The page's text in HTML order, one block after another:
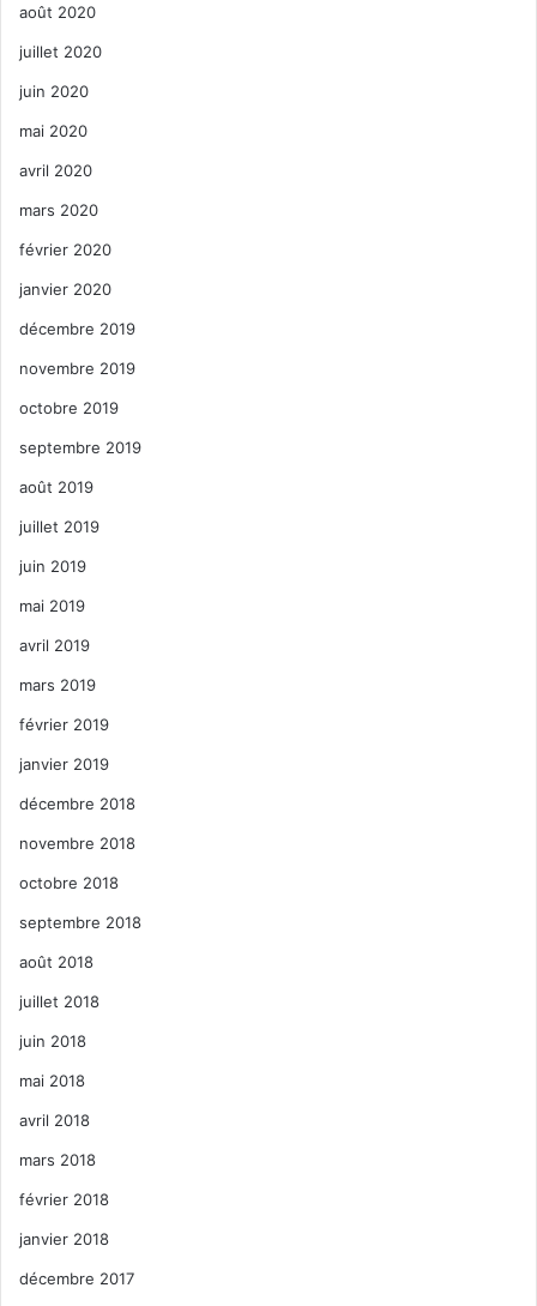
août 2020
juillet 2020
juin 2020
mai 2020
avril 2020
mars 2020
février 2020
janvier 2020
décembre 2019
novembre 2019
octobre 2019
septembre 2019
août 2019
juillet 2019
juin 2019
mai 2019
avril 2019
mars 2019
février 2019
janvier 2019
décembre 2018
novembre 2018
octobre 2018
septembre 2018
août 2018
juillet 2018
juin 2018
mai 2018
avril 2018
mars 2018
février 2018
janvier 2018
décembre 2017